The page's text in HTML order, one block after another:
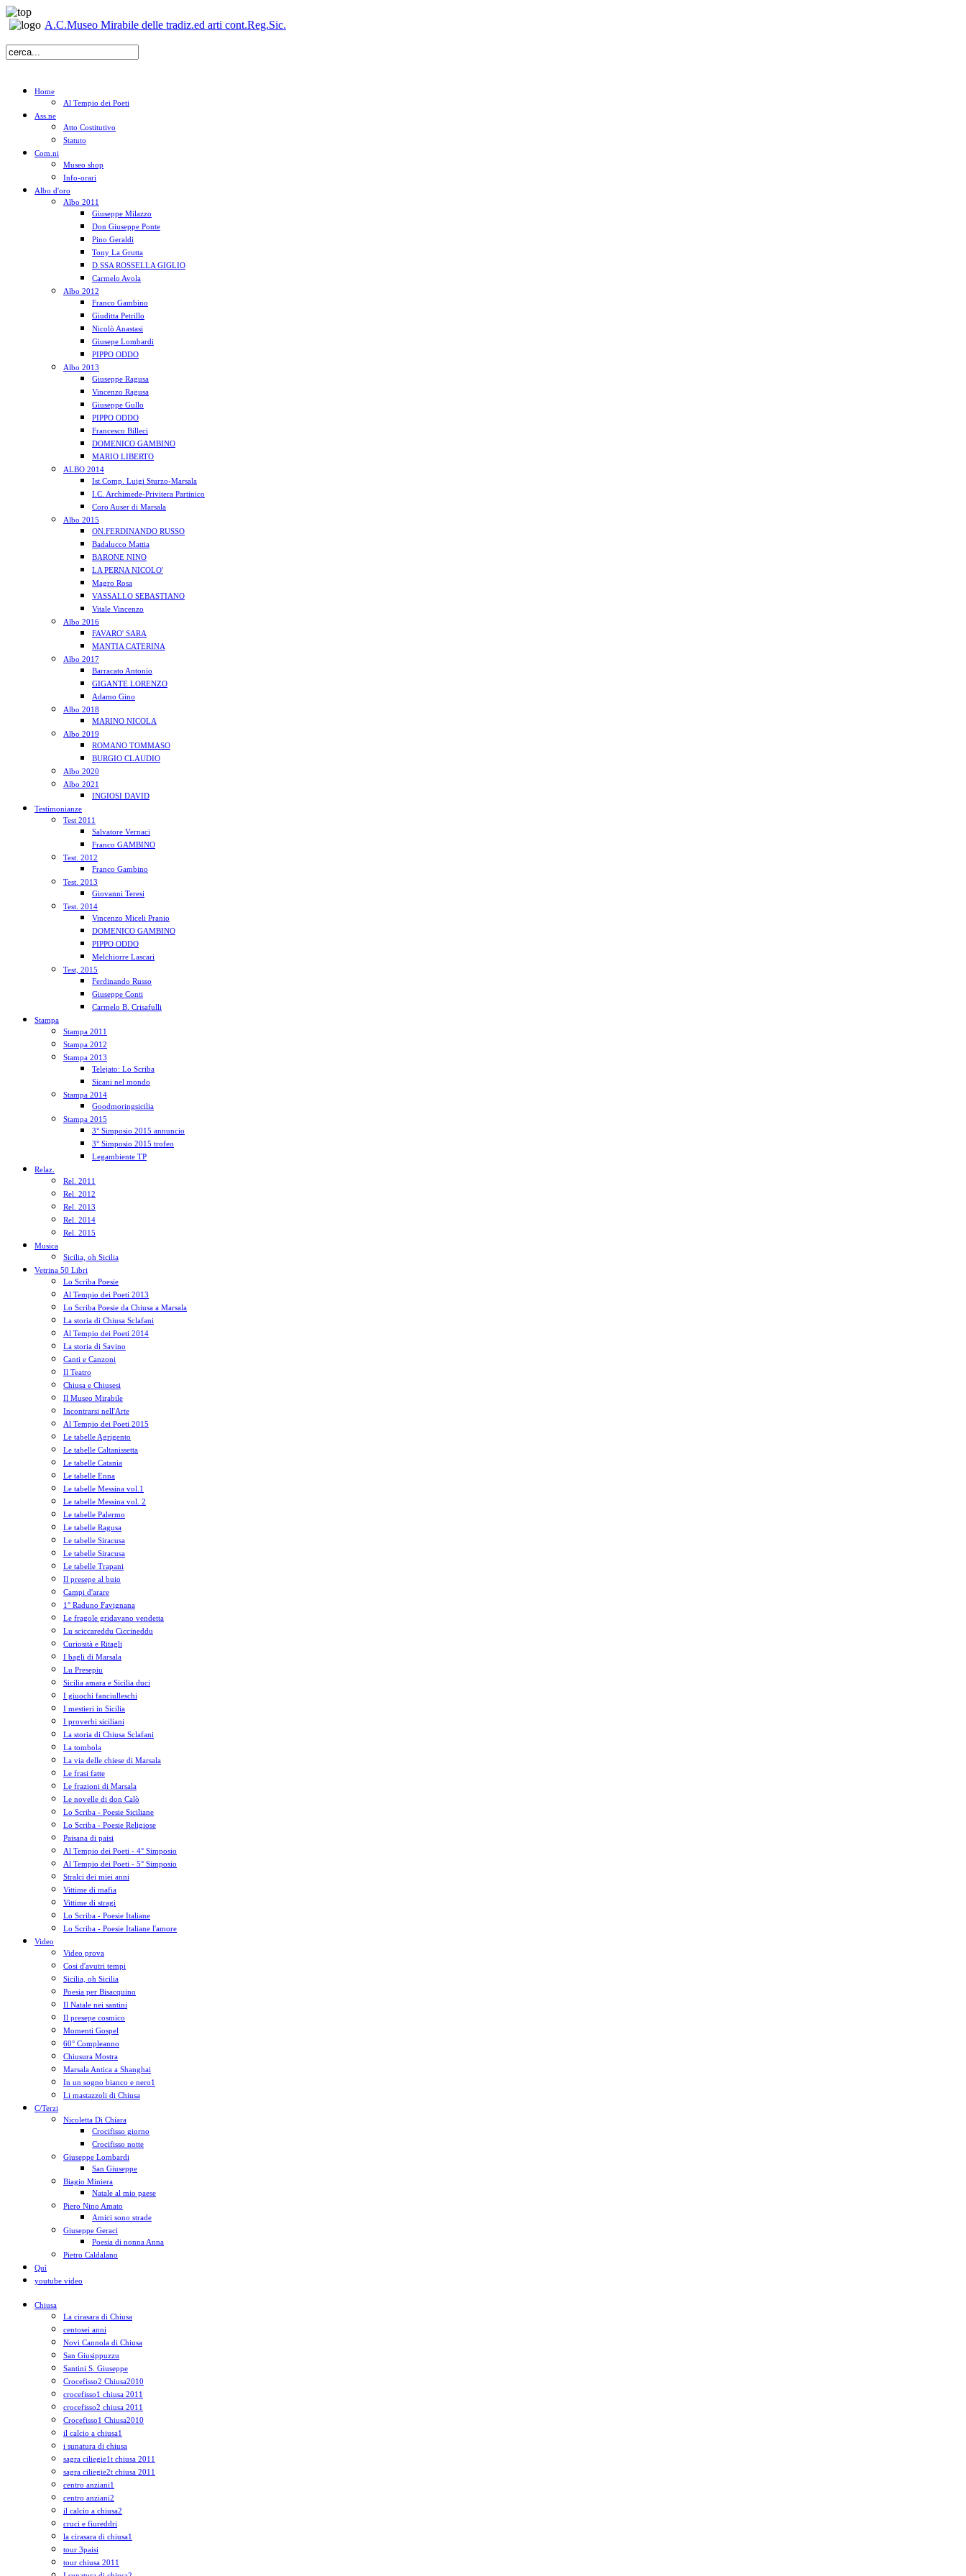
A.C.Museo Mirabile delle tradiz.ed arti cont.Reg.Sic.
Home
Al Tempio dei Poeti
Ass.ne
Atto Costitutivo
Statuto
Com.ni
Museo shop
Info-orari
Albo d'oro
Albo 2011
Giuseppe Milazzo
Don Giuseppe Ponte
Pino Geraldi
Tony La Grutta
D.SSA ROSSELLA GIGLIO
Carmelo Avola
Albo 2012
Franco Gambino
Giuditta Petrillo
Nicolò Anastasi
Giusepe Lombardi
PIPPO ODDO
Albo 2013
Giuseppe Ragusa
Vincenzo Ragusa
Giuseppe Gullo
PIPPO ODDO
Francesco Billeci
DOMENICO GAMBINO
MARIO LIBERTO
ALBO 2014
Ist.Comp. Luigi Sturzo-Marsala
I.C. Archimede-Privitera Partinico
Coro Auser di Marsala
Albo 2015
ON.FERDINANDO RUSSO
Badalucco Mattia
BARONE NINO
LA PERNA NICOLO'
Magro Rosa
VASSALLO SEBASTIANO
Vitale Vincenzo
Albo 2016
FAVARO' SARA
MANTIA CATERINA
Albo 2017
Barracato Antonio
GIGANTE LORENZO
Adamo Gino
Albo 2018
MARINO NICOLA
Albo 2019
ROMANO TOMMASO
BURGIO CLAUDIO
Albo 2020
Albo 2021
INGIOSI DAVID
Testimonianze
Test 2011
Salvatore Vernaci
Franco GAMBINO
Test. 2012
Franco Gambino
Test. 2013
Giovanni Teresi
Test. 2014
Vincenzo Miceli Pranio
DOMENICO GAMBINO
PIPPO ODDO
Melchiorre Lascari
Test, 2015
Ferdinando Russo
Giuseppe Conti
Carmelo B. Crisafulli
Stampa
Stampa 2011
Stampa 2012
Stampa 2013
Telejato: Lo Scriba
Sicani nel mondo
Stampa 2014
Goodmoringsicilia
Stampa 2015
3° Simposio 2015 annuncio
3° Simposio 2015 trofeo
Legambiente TP
Relaz.
Rel. 2011
Rel. 2012
Rel. 2013
Rel. 2014
Rel. 2015
Musica
Sicilia, oh Sicilia
Vetrina 50 Libri
Lo Scriba Poesie
Al Tempio dei Poeti 2013
Lo Scriba Poesie da Chiusa a Marsala
La storia di Chiusa Sclafani
Al Tempio dei Poeti 2014
La storia di Savino
Canti e Canzoni
Il Teatro
Chiusa e Chiusesi
Il Museo Mirabile
Incontrarsi nell'Arte
Al Tempio dei Poeti 2015
Le tabelle Agrigento
Le tabelle Caltanissetta
Le tabelle Catania
Le tabelle Enna
Le tabelle Messina vol.1
Le tabelle Messina vol. 2
Le tabelle Palermo
Le tabelle Ragusa
Le tabelle Siracusa
Le tabelle Siracusa
Le tabelle Trapani
Il presepe al buio
Campi d'arare
1° Raduno Favignana
Le fragole gridavano vendetta
Lu sciccareddu Ciccineddu
Curiosità e Ritagli
I bagli di Marsala
Lu Presepiu
Sicilia amara e Sicilia duci
I giuochi fanciulleschi
I mestieri in Sicilia
I proverbi siciliani
La storia di Chiusa Sclafani
La tombola
La via delle chiese di Marsala
Le frasi fatte
Le frazioni di Marsala
Le novelle di don Calò
Lo Scriba - Poesie Siciliane
Lo Scriba - Poesie Religiose
Paisana di paisi
Al Tempio dei Poeti - 4° Simposio
Al Tempio dei Poeti - 5° Simposio
Stralci dei miei anni
Vittime di mafia
Vittime di stragi
Lo Scriba - Poesie Italiane
Lo Scriba - Poesie Italiane l'amore
Video
Video prova
Cosi d'avutri tempi
Sicilia, oh Sicilia
Poesia per Bisacquino
Il Natale nei santini
Il presepe cosmico
Momenti Gospel
60° Compleanno
Chiusura Mostra
Marsala Antica a Shanghai
In un sogno bianco e nero1
Li mastazzoli di Chiusa
C/Terzi
Nicoletta Di Chiara
Crocifisso giorno
Crocifisso notte
Giuseppe Lombardi
San Giuseppe
Biagio Miniera
Natale al mio paese
Piero Nino Amato
Amici sono strade
Giuseppe Geraci
Poesia di nonna Anna
Pietro Caldalano
Quì
youtube video
Chiusa
La cirasara di Chiusa
centosei anni
Novi Cannola di Chiusa
San Giusippuzzu
Santini S. Giuseppe
Crocefisso2 Chiusa2010
crocefisso1 chiusa 2011
crocefisso2 chiusa 2011
Crocefisso1 Chiusa2010
il calcio a chiusa1
i sunatura di chiusa
sagra ciliegie1t chiusa 2011
sagra ciliegie2t chiusa 2011
centro anziani1
centro anziani2
il calcio a chiusa2
cruci e fiureddri
la cirasara di chiusa1
tour 3paisi
tour chiusa 2011